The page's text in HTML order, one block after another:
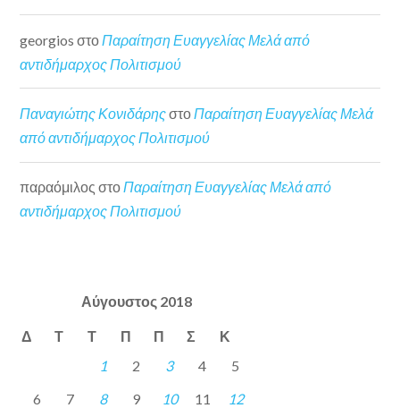
georgios στοΠαραίτηση Ευαγγελίας Μελά από
αντιδήμαρχος Πολιτισμού
Παναγιώτης ΚονιδάρηςστοΠαραίτηση Ευαγγελίας Μελά
από αντιδήμαρχος Πολιτισμού
παραόμιλος στοΠαραίτηση Ευαγγελίας Μελά από
αντιδήμαρχος Πολιτισμού
Αύγουστος 2018
Δ Τ Τ Π Π Σ Κ
1 2 3 4
5
6
7 8 9 10 11
12